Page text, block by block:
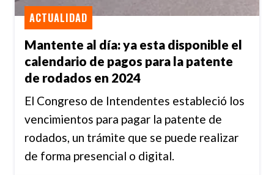
Mantente al día: ya esta disponible el
calendario de pagos para la patente
de rodados en 2024
ACTUALIDAD
El Congreso de Intendentes estableció los
vencimientos para pagar la patente de
rodados, un trámite que se puede realizar
de forma presencial o digital.